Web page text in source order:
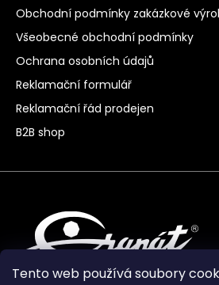
Tento web používá soubory
Obchodní podmínky zakázkové
Všeobecné obchodní podmínky
Ochrana osobních údajů
Reklamační formulář
Reklamační řád prodejen
B2B shop